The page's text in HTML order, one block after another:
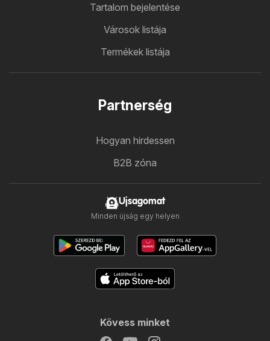
Tartalom bejelentése
Városok listája
Termékek listája
Partnerség
Hogyan hirdessen
B2B zóna
Ujsagomat
Minden újság egy helyen
Kövess minket